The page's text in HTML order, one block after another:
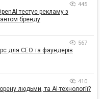
445
тестує рекламу з
бренду
567
для CEO та фаундерів
410
людьми, та AI-технології?